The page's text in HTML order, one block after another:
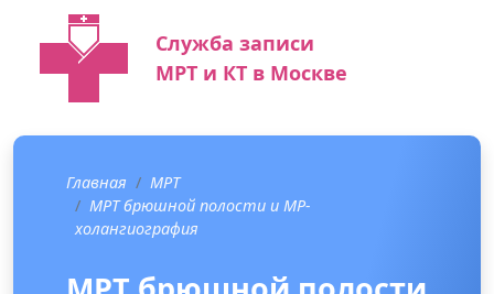
Служба записи
МРТ и КТ в Москве
Главная
МРТ
МРТ брюшной полости и МР-
холангиография